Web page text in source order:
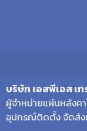
บริษัท เอสพีเอส เ
ผู้จำหน่ายแผ่นหลังคา
อุปกรณ์ติดตั้ง จัดส่ง